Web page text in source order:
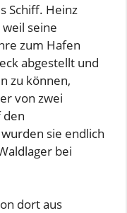
Schiff. Heinz
seine
zum Hafen
abgestellt und
zu können,
von zwei
den
sie endlich
bei
dort aus